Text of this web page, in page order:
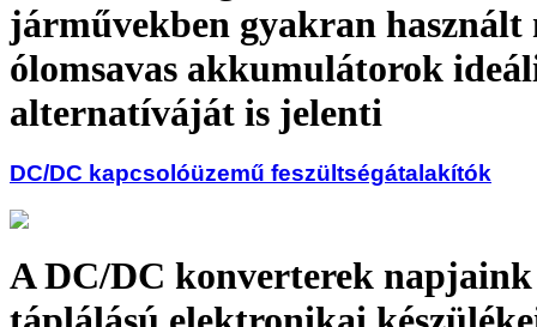
járművekben gyakran használt
ólomsavas akkumulátorok
alternatíváját is jelenti
DC/DC kapcsolóüzemű feszültségátalakítók
A DC/DC konverterek napjaink